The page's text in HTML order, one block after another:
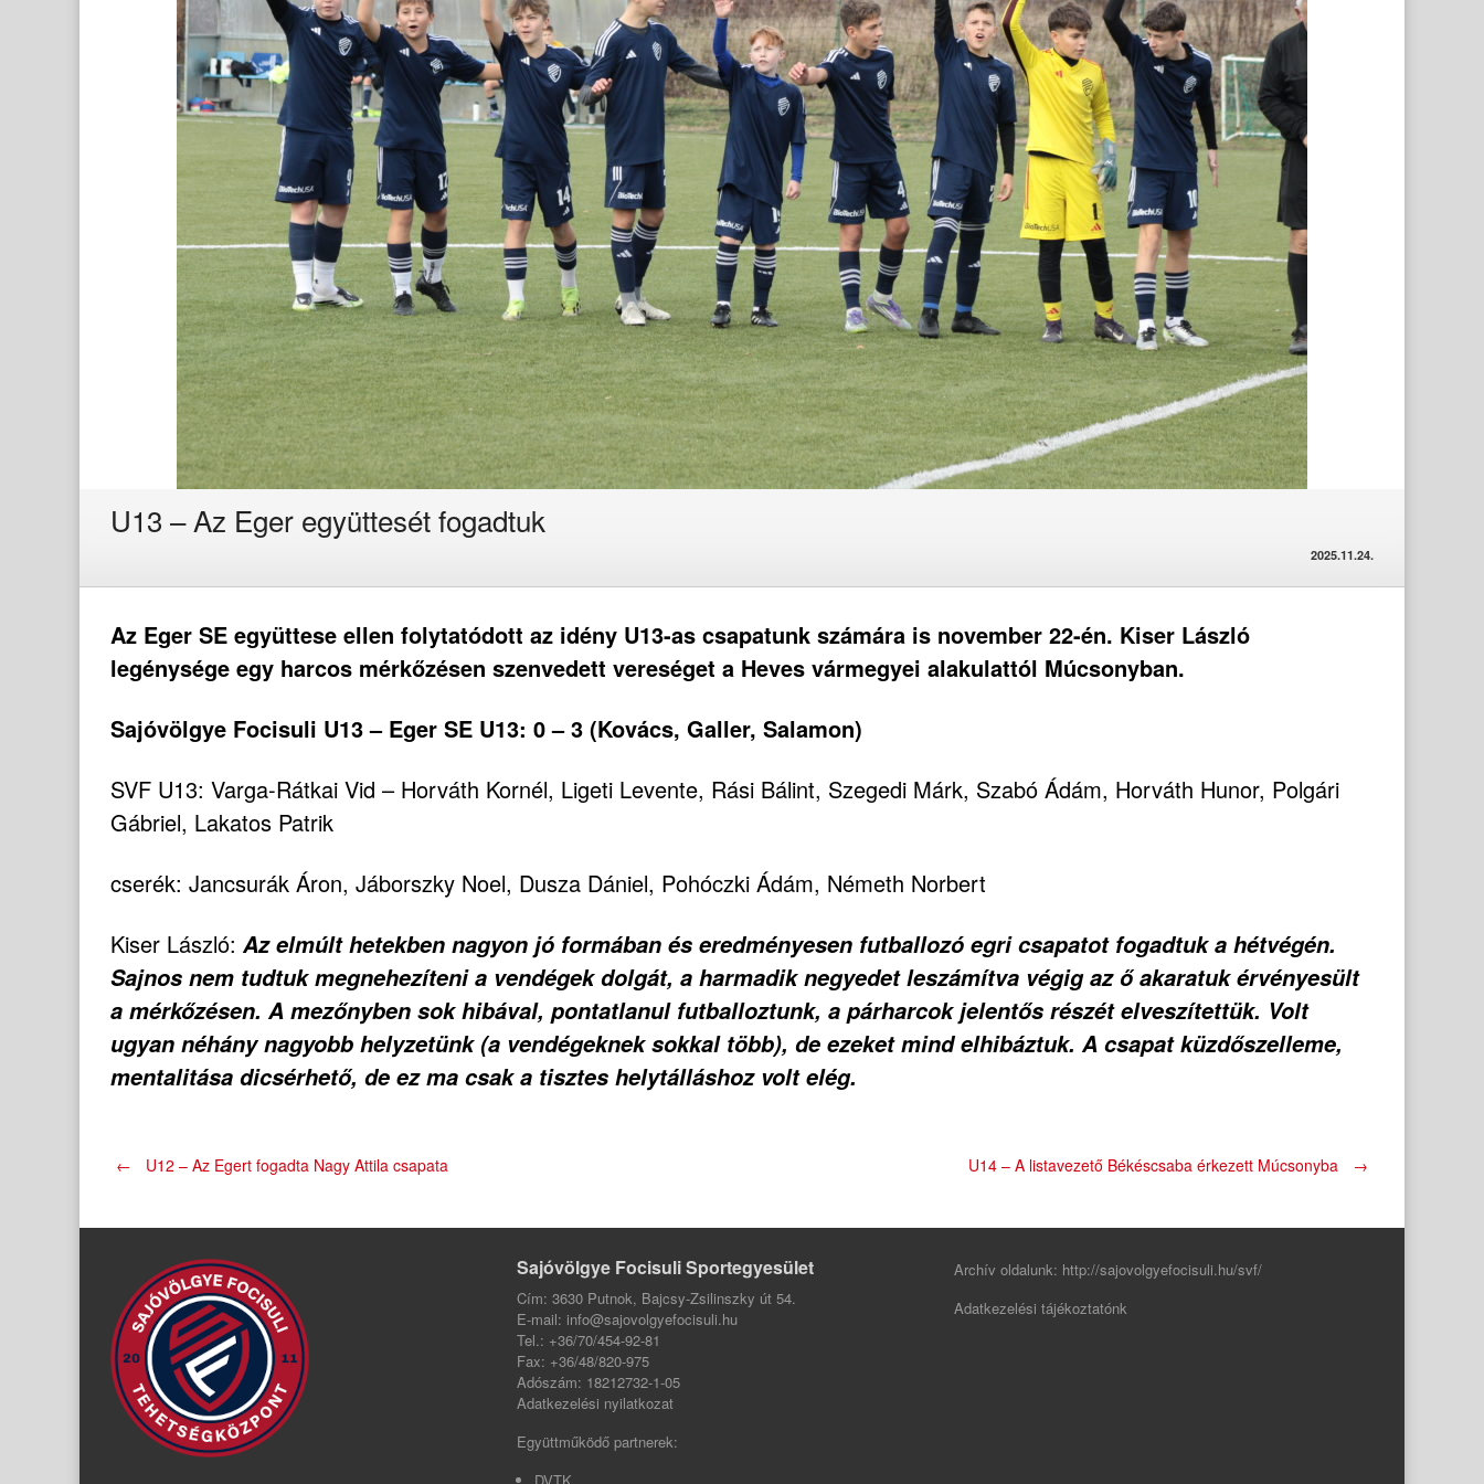
U13 – Az Eger együttesét fogadtuk
2025.11.24.
Az Eger SE együttese ellen folytatódott az idény U13-as csapatunk számára is november 22-én. Kiser László
legénysége egy harcos mérkőzésen szenvedett vereséget a Heves vármegyei alakulattól Múcsonyban.
Sajóvölgye Focisuli U13 – Eger SE U13: 0 – 3 (Kovács, Galler, Salamon)
SVF U13: Varga-Rátkai Vid – Horváth Kornél, Ligeti Levente, Rási Bálint, Szegedi Márk, Szabó Ádám, Horváth Hunor, Polgári
Gábriel, Lakatos Patrik
cserék: Jancsurák Áron, Jáborszky Noel, Dusza Dániel, Pohóczki Ádám, Németh Norbert
Kiser László: Az elmúlt hetekben nagyon jó formában és eredményesen futballozó egri csapatot fogadtuk a hétvégén.
Sajnos nem tudtuk megnehezíteni a vendégek dolgát, a harmadik negyedet leszámítva végig az ő akaratuk érvényesült
a mérkőzésen. A mezőnyben sok hibával, pontatlanul futballoztunk, a párharcok jelentős részét elveszítettük. Volt
ugyan néhány nagyobb helyzetünk (a vendégeknek sokkal több), de ezeket mind elhibáztuk. A csapat küzdőszelleme,
mentalitása dicsérhető, de ez ma csak a tisztes helytálláshoz volt elég.
Post
navigation
← U12 – Az Egert fogadta Nagy Attila csapata U14 – A listavezető Békéscsaba érkezett Múcsonyba →
Sajóvölgye Focisuli Sportegyesület
Cím: 3630 Putnok, Bajcsy-Zsilinszky út 54.
E-mail: info@sajovolgyefocisuli.hu
Tel.: +36/70/454-92-81
Fax: +36/48/820-975
Adószám: 18212732-1-05
Adatkezelési nyilatkozat
Együttműködő partnerek:
Archív oldalunk: http://sajovolgyefocisuli.hu/svf/
Adatkezelési tájékoztatónk